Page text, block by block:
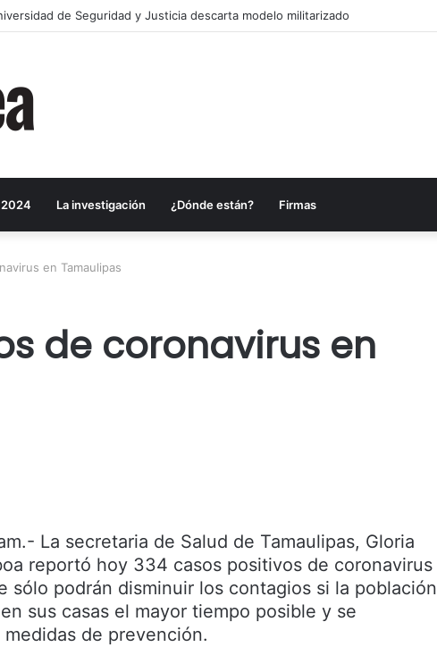
de Seguridad y Justicia descarta modelo militarizado
La investigación ¿Dónde están? Firmas
en Tamaulipas
de coronavirus en
La secretaria de Salud de Tamaulipas, Gloria
reportó hoy 334 casos positivos de coronavirus
sólo podrán disminuir los contagios si la población
sus casas el mayor tiempo posible y se
de prevención.